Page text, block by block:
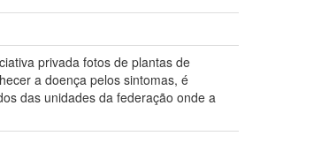
privada fotos de plantas de
a doença pelos sintomas, é
das unidades da federação onde a